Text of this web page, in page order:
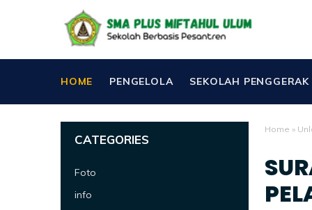
HOME PENGELOLA SEKOLAH PENGGERAK
Home »
CATEGORIES
Foto
info